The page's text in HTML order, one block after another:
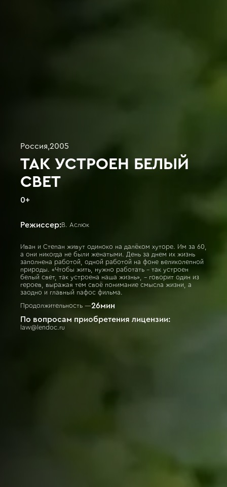
Россия,2005
ТАК УСТРОЕН БЕЛЫЙ
СВЕТ
0+
Режиссер:В. Аслюк
Иван и Степан живут одиноко на далёком хуторе. Им за 60,
а они никогда не были женатыми. День за днем их жизнь
заполнена работой, одной работой на фоне великолепной
природы. «Чтобы жить, нужно работать - так устроен
белый свет, так устроена наша жизнь», - говорит один из
героев, выражая тем своё понимание смысла жизни, а
заодно и главный пафос фильма.
Продолжительность —26мин
По вопросам приобретения лицензии:
law@lendoc.ru